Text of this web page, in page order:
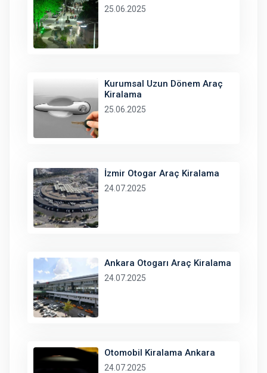
25.06.2025
Kurumsal Uzun Dönem Araç
Kiralama
25.06.2025
İzmir Otogar Araç Kiralama
24.07.2025
Ankara Otogarı Araç Kiralama
24.07.2025
Otomobil Kiralama Ankara
24.07.2025